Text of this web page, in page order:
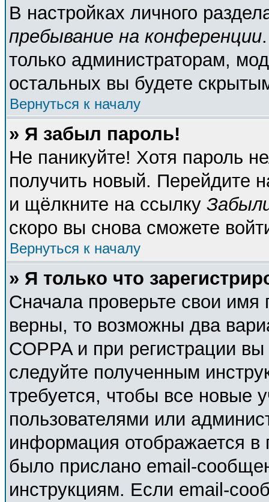
В настройках личного
пребывание на конференции
только администраторам,
остальных вы будете
Вернуться к началу
» Я забыл пароль!
Не паникуйте! Хотя пароль
получить новый. Перейдите
и щёлкните на ссылку
скоро вы снова сможете
Вернуться к началу
» Я только что
Сначала проверьте свои имя
верны, то возможны два
COPPA и при регистрации
следуйте полученным
требуется, чтобы все новые
пользователями или
информация отображается в
было прислано email-
инструкциям. Если email-